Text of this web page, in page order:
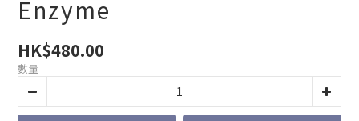
Enzyme
HK$480.00
數量